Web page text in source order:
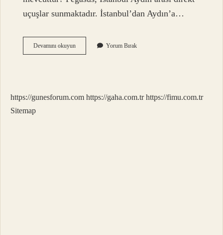
uçuşlar sunmaktadır. İstanbul’dan Aydın’a…
Devamını okuyunIstanbul
Aydın
Yorum Bırak
https://gunesforum.com https://gaha.com.tr https://fimu.com.tr
Sitemap